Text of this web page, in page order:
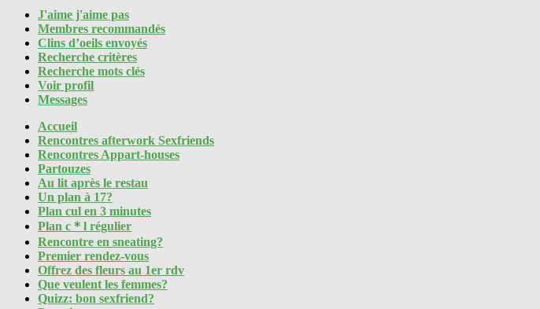
J'aime j'aime pas
Membres recommandés
Clins d’oeils envoyés
Recherche critères
Recherche mots clés
Voir profil
Messages
Accueil
Rencontres afterwork Sexfriends
Rencontres Appart-houses
Partouzes
Au lit après le restau
Un plan à 17?
Plan cul en 3 minutes
Plan c＊l régulier
Rencontre en sneating?
Premier rendez-vous
Offrez des fleurs au 1er rdv
Que veulent les femmes?
Quizz: bon sexfriend?